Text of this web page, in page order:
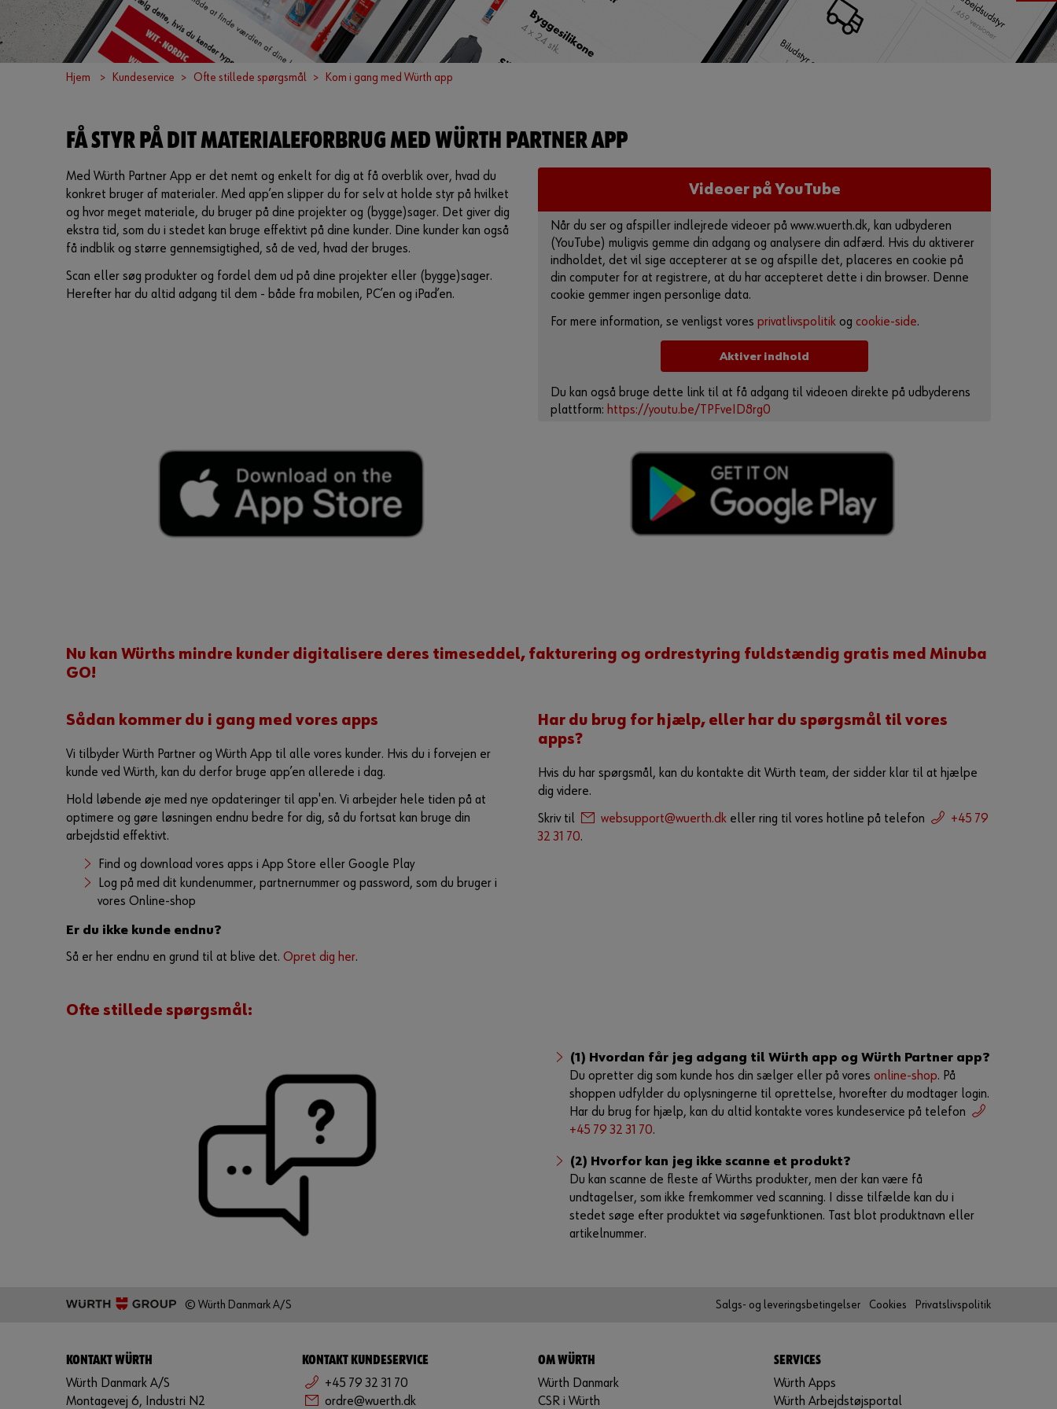
Adgangskode
t
d
t
k
o
d
o
?
Husk
d
u
t
a
æ
K
æ
v
r
e
t
C
u
f
Hjem Kundeservice Ofte stillede spørgsmål Kom i gang med Würth app
FÅ STYR PÅ DIT MATERIALEFORBRUG MED WÜRTH PARTNER APP
Med Würth Partner App er det nemt og enkelt for dig at få overblik over, hvad du
konkret bruger af materialer. Med app’en slipper du for selv at holde styr på hvilket
og hvor meget materiale, du bruger på dine projekter og (bygge)sager. Det giver dig
ekstra tid, som du i stedet kan bruge effektivt på dine kunder. Dine kunder kan også
få indblik og større gennemsigtighed, så de ved, hvad der bruges.
Scan eller søg produkter og fordel dem ud på dine projekter eller (bygge)sager.
Herefter har du altid adgang til dem - både fra mobilen, PC’en og iPad’en.
Videoer på YouTube
Når du ser og afspiller indlejrede videoer på www.wuerth.dk, kan udbyderen
(YouTube) muligvis gemme din adgang og analysere din adfærd. Hvis du aktiverer
indholdet, det vil sige accepterer at se og afspille det, placeres en cookie på
din computer for at registrere, at du har accepteret dette i din browser. Denne
cookie gemmer ingen personlige data.
For mere information, se venligst vores privatlivspolitik og cookie-side.
Aktiver indhold
Du kan også bruge dette link til at få adgang til videoen direkte på udbyderens
plattform: https://youtu.be/TPFveID8rg0
Nu kan Würths mindre kunder digitalisere deres timeseddel, fakturering og ordrestyring fuldstændig gratis med Minuba
GO!
Sådan kommer du i gang med vores apps
Vi tilbyder Würth Partner og Würth App til alle vores kunder. Hvis du i forvejen er
kunde ved Würth, kan du derfor bruge app’en allerede i dag.
Hold løbende øje med nye opdateringer til app'en. Vi arbejder hele tiden på at
optimere og gøre løsningen endnu bedre for dig, så du fortsat kan bruge din
arbejdstid effektivt.
Find og download vores apps i App Store eller Google Play
Log på med dit kundenummer, partnernummer og password, som du bruger i
vores Online-shop
Er du ikke kunde endnu?
Så er her endnu en grund til at blive det. Opret dig her.
Har du brug for hjælp, eller har du spørgsmål til vores
apps?
Hvis du har spørgsmål, kan du kontakte dit Würth team, der sidder klar til at hjælpe
dig videre.
Skriv til websupport@wuerth.dk eller ring til vores hotline på telefon
+45 79
32 31 70.
Ofte stillede spørgsmål:
(1) Hvordan får jeg adgang til Würth app og Würth Partner app?
Du opretter dig som kunde hos din sælger eller på vores online-shop. På
shoppen udfylder du oplysningerne til oprettelse, hvorefter du modtager login.
Har du brug for hjælp, kan du altid kontakte vores kundeservice på telefon
+45 79 32 31 70.
(2) Hvorfor kan jeg ikke scanne et produkt?
Du kan scanne de fleste af Würths produkter, men der kan være få
undtagelser, som ikke fremkommer ved scanning. I disse tilfælde kan du i
stedet søge efter produktet via søgefunktionen. Tast blot produktnavn eller
artikelnummer.
© Würth Danmark A/S Salgs- og leveringsbetingelser Cookies Privatslivspolitik
KONTAKT WÜRTH
Würth Danmark A/S
Montagevej 6, Industri N2
KONTAKT KUNDESERVICE
+45 79 32 31 70
ordre@wuerth.dk
OM WÜRTH
Würth Danmark
CSR i Würth
SERVICES
Würth Apps
Würth Arbejdstøjsportal